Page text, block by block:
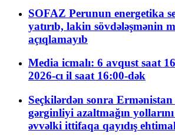
SOFAZ Perunun energetika
yatırıb, lakin sövdələşmənin
açıqlamayıb
Media icmalı: 6 avqust saat
2026-cı il saat 16:00-dək
Seçkilərdən sonra
gərginliyi azaltmağın
əvvəlki ittifaqa qayıdış